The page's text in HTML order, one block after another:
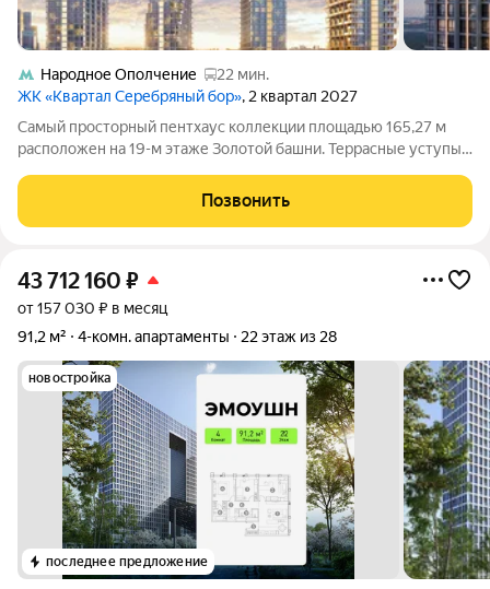
Народное Ополчение
22 мин.
ЖК «Квартал Серебряный бор», 2 квартал 2027
Самый просторный пентхаус коллекции площадью 165,27 м
расположен на 19-м этаже Золотой башни. Террасные уступы
Серебряный Бор и воду Строгинского затона. Панорамное
остекление и высокие
Позвонить
43 712 160 ₽
от 157 030 ₽ в месяц
91,2 м²
4-комн. апартаменты 22 этаж из 28
новостройка
последнее предложение